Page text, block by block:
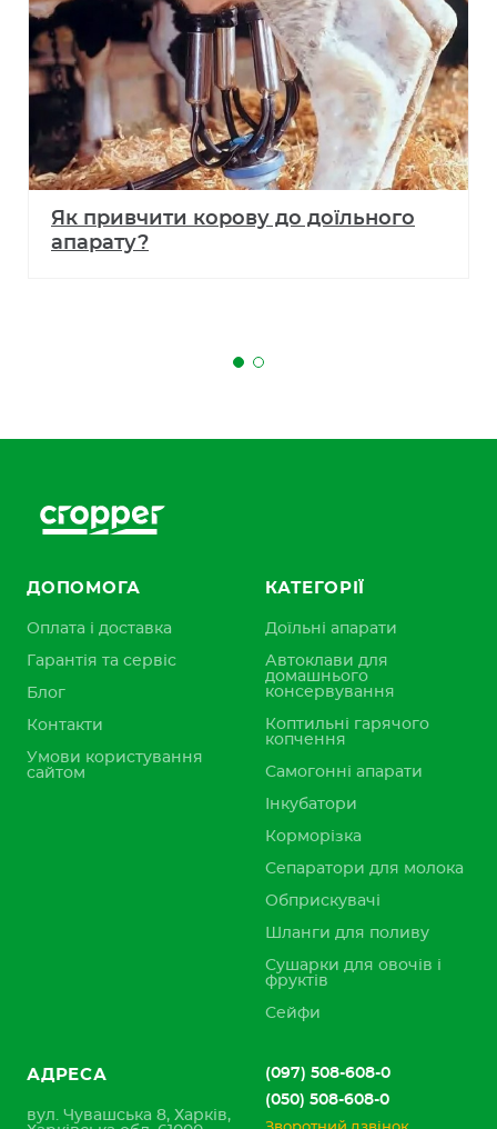
Як привчити корову до доїльного
апарату?
ДОПОМОГА
Оплата і доставка
Гарантія та сервіс
Блог
Контакти
Умови користування
сайтом
КАТЕГОРІЇ
Доїльні апарати
Автоклави для
домашнього
консервування
Коптильні гарячого
копчення
Самогонні апарати
Інкубатори
Корморізка
Сепаратори для молока
Обприскувачі
Шланги для поливу
Сушарки для овочів і
фруктів
Сейфи
АДРЕСА
вул. Чувашська 8, Харків,
(097) 508-608-0
(050) 508-608-0